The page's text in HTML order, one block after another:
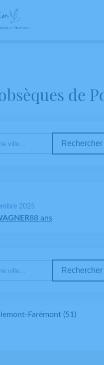
CHAMBRES FUNERAIRES
de
2025
88 ans
Farémont (51)